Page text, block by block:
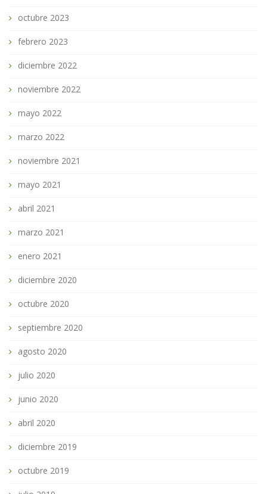
octubre 2023
febrero 2023
diciembre 2022
noviembre 2022
mayo 2022
marzo 2022
noviembre 2021
mayo 2021
abril 2021
marzo 2021
enero 2021
diciembre 2020
octubre 2020
septiembre 2020
agosto 2020
julio 2020
junio 2020
abril 2020
diciembre 2019
octubre 2019